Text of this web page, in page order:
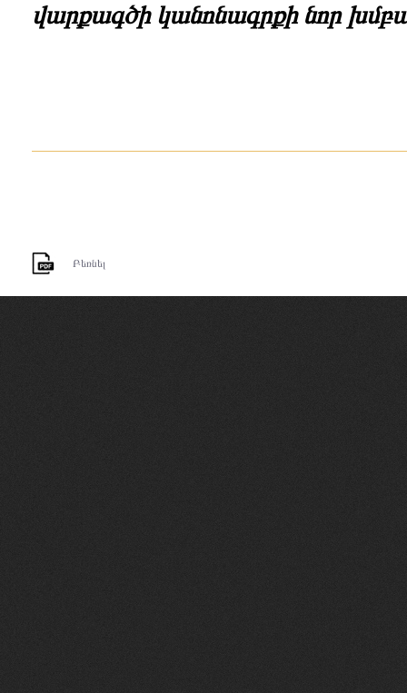
վարքագծի կանոնագրքի նոր
Բեռնել